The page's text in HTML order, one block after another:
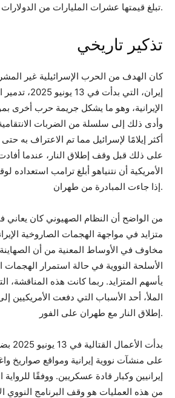
تبلغ قيمتها عشرات المليارات من الدولارات بالنسبة للبلدين.
تذكير تاريخي
كان الهدف من الحرب الإسرائيلية غير
إيران، التي بدأت
الإيرانية، وهو ما يشكل جريمة حرب أخرى
وأدى ذلك إلى سلسلة من الضربات الانتقامية
أكثر إيلامًا لإسرائيل مما تم الاعتراف به
على ذلك قبل وقف إطلاق النار، عندما
الأمريكية أن نتنياهو أبلغ ترامب استعداده
إذا جاءت المبادرة من طهران.
من الواضح أن النظام الصهيوني كان
متزايد في مواجهة الهجمات الصاروخية
مخاوف في الأوساط المعنية من أن
الأسلحة النووية في حالة استمرار الهجمات
يأسهم المتزايد. ربما كانت هذه المناقشة،
الملأ، أحد الأسباب التي دفعت
إطلاق النار مع طهران على الفور.
بدأت
على منشآت نووية إيرانية ومواقع صواريخ
إيرانيين وكبار قادة عسكريين. ووفقًا للرواية
من هذه العمليات هو وقف البرنامج النووي